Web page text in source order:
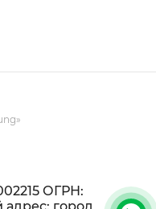
ОГРН: